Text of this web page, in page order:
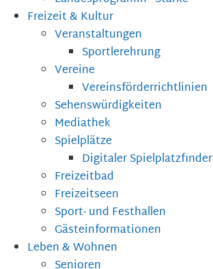
Freizeit & Kultur
Veranstaltungen
Sportlerehrung
Vereine
Vereinsförderrichtlinien
Sehenswürdigkeiten
Mediathek
Spielplätze
Digitaler Spielplatzfinder
Freizeitbad
Freizeitseen
Sport- und Festhallen
Gästeinformationen
Leben & Wohnen